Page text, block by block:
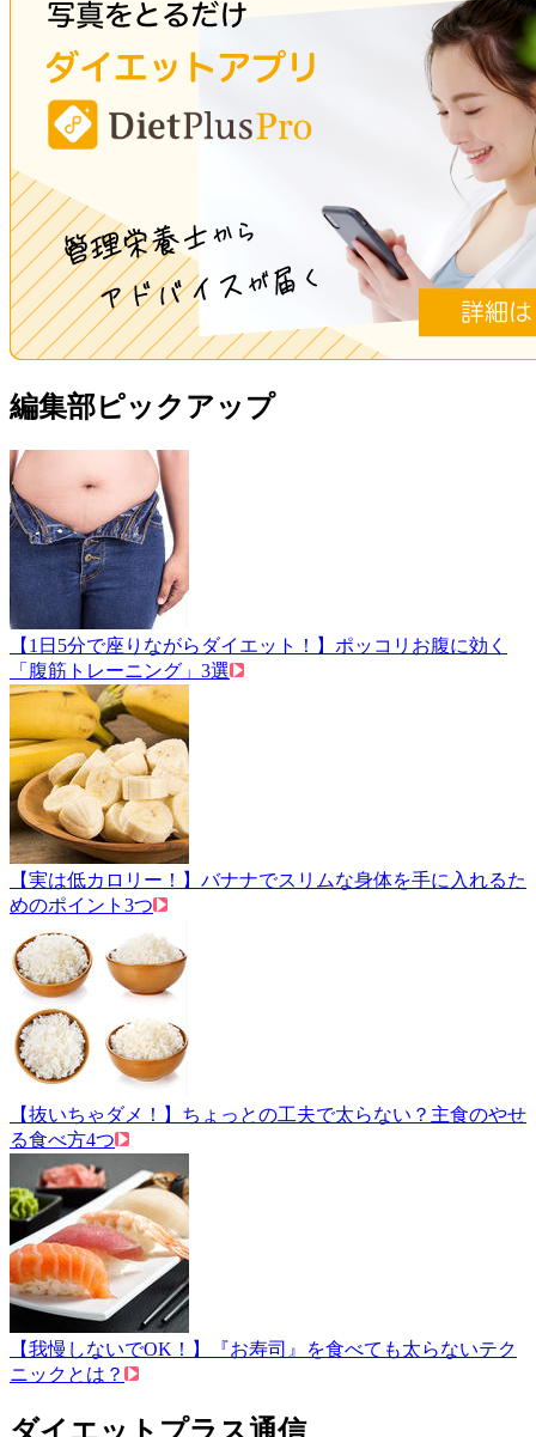
編集部ピックアップ
【1日5分で座りながらダイエット！】ポッコリお腹に効く
「腹筋トレーニング」3選
【実は低カロリー！】バナナでスリムな身体を手に入れるた
めのポイント3つ
【抜いちゃダメ！】ちょっとの工夫で太らない？主食のやせ
る食べ方4つ
【我慢しないでOK！】『お寿司』を食べても太らないテク
ニックとは？